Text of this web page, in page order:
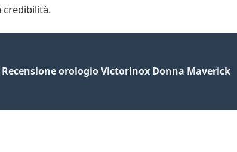
credibilità.
Recensione orologio Victorinox Donna Maverick